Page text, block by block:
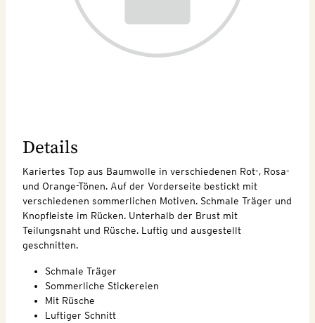
Details
Kariertes Top aus Baumwolle in verschiedenen Rot-, Rosa-
und Orange-Tönen. Auf der Vorderseite bestickt mit
verschiedenen sommerlichen Motiven. Schmale Träger und
Knopfleiste im Rücken. Unterhalb der Brust mit
Teilungsnaht und Rüsche. Luftig und ausgestellt
geschnitten.
Schmale Träger
Sommerliche Stickereien
Mit Rüsche
Luftiger Schnitt